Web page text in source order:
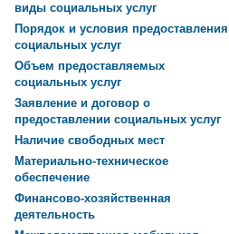
виды социальных услуг
Порядок и условия предоставления
социальных услуг
Объем предоставляемых
социальных услуг
Заявление и договор о
предоставлении социальных услуг
Наличие свободных мест
Материально-техническое
обеспечение
Финансово-хозяйственная
деятельность